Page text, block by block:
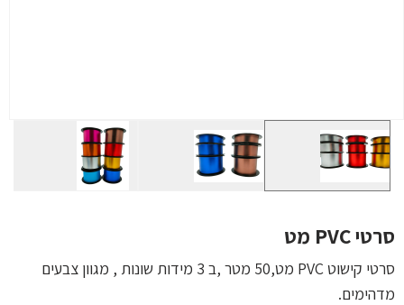
סרטי PVC מט
סרטי קישוט PVC מט,50 מטר ,ב 3 מידות שונות , מגוון צבעים
מדהימים.